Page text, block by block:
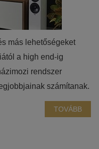
más lehetőségeket
a high end-ig
rendszer
számítanak.
TOVÁBB
felhasználót számára
tartozó